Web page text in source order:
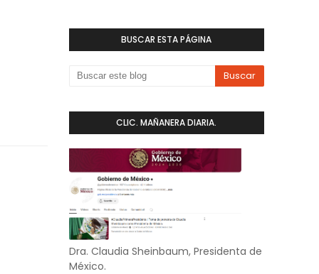
BUSCAR ESTA PÁGINA
CLIC. MAÑANERA DIARIA.
Dra. Claudia Sheinbaum, Presidenta de
México.